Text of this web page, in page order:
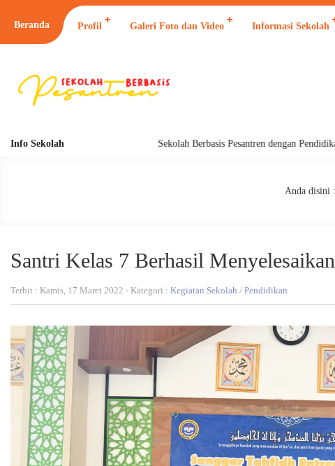
Beranda Profil Galeri Foto dan Video Informasi Sekolah
Info Sekolah Sekolah Berbasis Pesantren dengan Pendidikan
Anda disini :
Santri Kelas 7 Berhasil
Terbit : Kamis, 17 Maret 2022 - Kategori : Kegiatan Sekolah / Pendidikan